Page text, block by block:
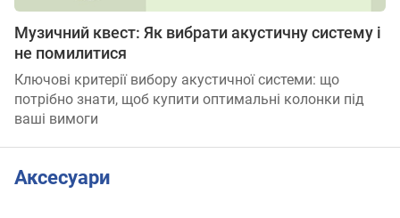
Музичний квест: Як вибрати акустичну систему і
не помилитися
Ключові критерії вибору акустичної системи: що
потрібно знати, щоб купити оптимальні колонки під
ваші вимоги
Аксесуари